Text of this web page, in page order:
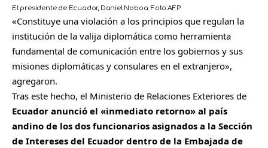
El presidente de Ecuador, Daniel Noboa. Foto:AFP
«Constituye una violación a los principios que regulan la
institución de la valija diplomática como herramienta
fundamental de comunicación entre los gobiernos y sus
misiones diplomáticas y consulares en el extranjero»,
agregaron.
Tras este hecho, el Ministerio de Relaciones Exteriores de
Ecuador anunció el «inmediato retorno» al país
andino de los dos funcionarios asignados a la Sección
de Intereses del Ecuador dentro de la Embajada de